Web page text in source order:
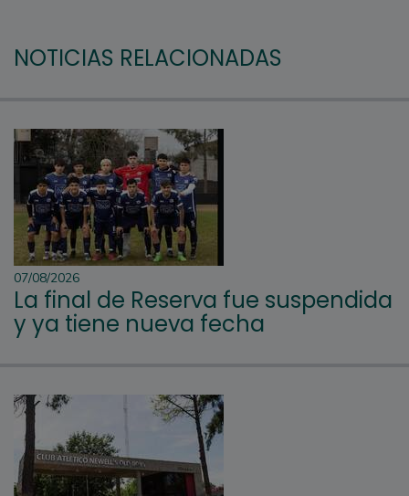
NOTICIAS RELACIONADAS
07/08/2026
La final de Reserva fue suspendida
y ya tiene nueva fecha